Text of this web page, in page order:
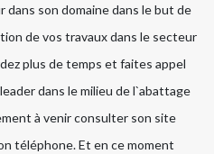
dans son domaine dans le but de
de vos travaux dans le secteur
plus de temps et faites appel
dans le milieu de l`abattage
à venir consulter son site
téléphone. Et en ce moment